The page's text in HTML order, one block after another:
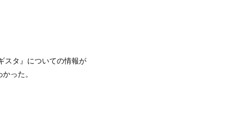
スタ』についての情報が
った。